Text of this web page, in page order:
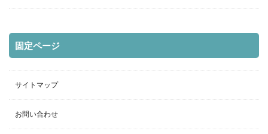
固定ページ
サイトマップ
お問い合わせ